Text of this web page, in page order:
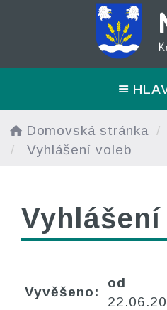
Domovská stránka
Vyhlášení voleb
Vyvěšeno:
od